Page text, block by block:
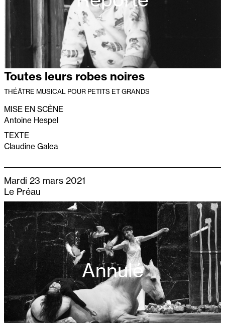
Toutes leurs robes noires
THÉÂTRE MUSICAL POUR PETITS ET GRANDS
MISE EN SCÈNE
Antoine Hespel
TEXTE
Claudine Galea
Mardi 23 mars 2021
Le Préau
Annulé